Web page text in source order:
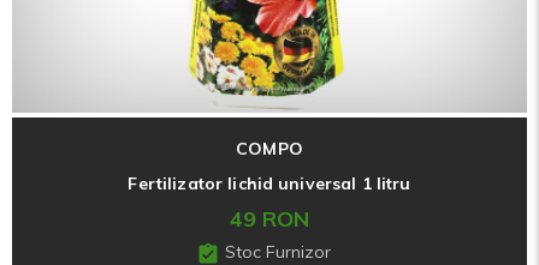
COMPO
Fertilizator lichid universal 1 litru
49 RON
Stoc Furnizor